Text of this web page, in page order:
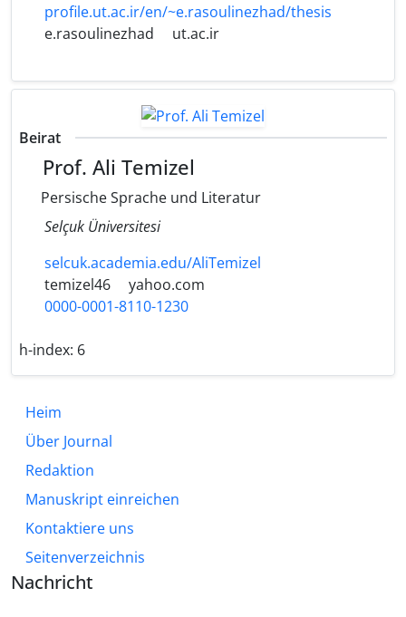
profile.ut.ac.ir/en/~e.rasoulinezhad/thesis
e.rasoulinezhad
ut.ac.ir
Beirat
Prof. Ali Temizel
Persische Sprache und Literatur
Selçuk Üniversitesi
selcuk.academia.edu/AliTemizel
temizel46
yahoo.com
0000-0001-8110-1230
h-index: 6
Heim
Über Journal
Redaktion
Manuskript einreichen
Kontaktiere uns
Seitenverzeichnis
Nachricht